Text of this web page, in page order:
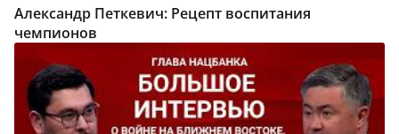
Александр Петкевич: Рецепт воспитания
чемпионов